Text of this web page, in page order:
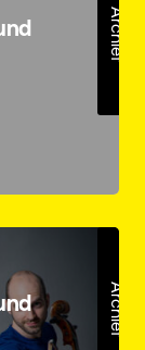
Archief
Archief